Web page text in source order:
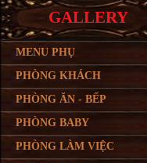
GALLERY
MENU PHỤ
PHÒNG KHÁCH
PHÒNG ĂN - BẾP
PHÒNG BABY
PHÒNG LÀM VIỆC